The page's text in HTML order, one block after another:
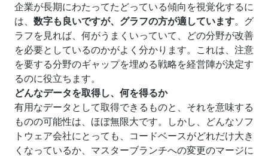
企業が長期にわたってたどっている傾向を視覚化するに
は、 数字も良いですが、グラフの方が適しています。グ
ラフを見れば、何がうまくいっていて、どの分野が改善
を必要としているのかがよく分かります。これは、注意
を要する分野のギャップを埋める戦略を経営陣が決定す
るのに役立ちます。
どんなデータを取得し、何を得るか
有用なデータとして取得できるものと、それを意味する
ものの可能性は、ほぼ無限大です。しかし、どんなソフ
トウェア会社にとっても、コードベースがどれだけ大き
くなっているか、マスターブランチへの変更のマージに